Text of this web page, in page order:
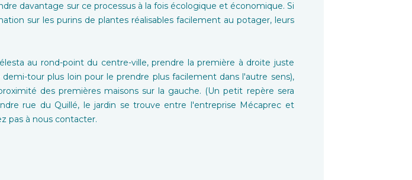
davantage sur ce processus à la fois écologique et économique. Si
sur les purins de plantes réalisables facilement au potager, leurs
au rond-point du centre-ville, prendre la première à droite juste
tour plus loin pour le prendre plus facilement dans l'autre sens),
des premières maisons sur la gauche. (Un petit repère sera
rue du Quillé, le jardin se trouve entre l'entreprise Mécaprec et
pas à nous contacter.